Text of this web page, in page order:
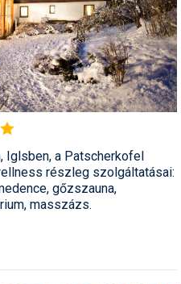
Iglsben, a Patscherkofel
részleg szolgáltatásai:
gőzszauna,
masszázs.